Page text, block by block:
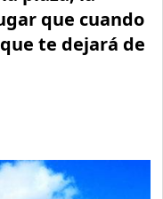
que cuando
te dejará de